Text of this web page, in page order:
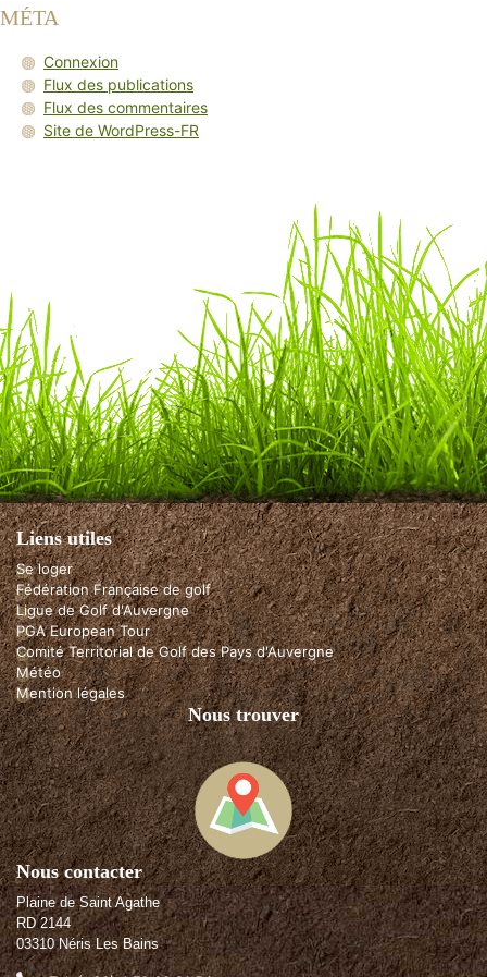
MÉTA
Connexion
Flux des publications
Flux des commentaires
Site de WordPress-FR
Liens utiles
Se loger
Fédération Française de golf
Ligue de Golf d'Auvergne
PGA European Tour
Comité Territorial de Golf des Pays d'Auvergne
Météo
Mention légales
Nous trouver
Nous contacter
Plaine de Saint Agathe
RD 2144
03310 Néris Les Bains